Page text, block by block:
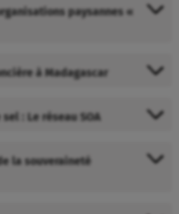
paysannes «
à Madagascar
: Le réseau SOA
la souveraineté